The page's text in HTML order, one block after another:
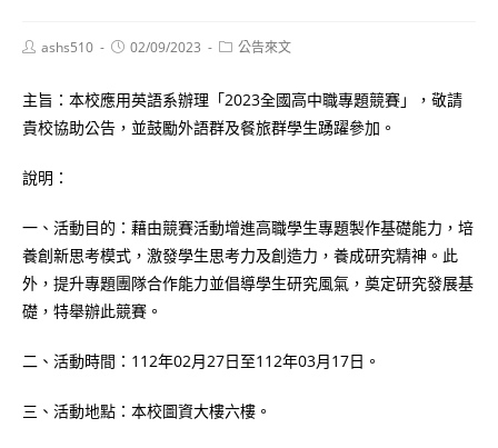
Postashs510
Post02/09/2023
Post公告來文
主旨：本校應用英語系辦理「2023全國高中職專題競賽」，敬請
貴校協助公告，並鼓勵外語群及餐旅群學生踴躍參加。
說明：
一、活動目的：藉由競賽活動增進高職學生專題製作基礎能力，培
養創新思考模式，激發學生思考力及創造力，養成研究精神。此
外，提升專題團隊合作能力並倡導學生研究風氣，奠定研究發展基
礎，特舉辦此競賽。
二、活動時間：112年02月27日至112年03月17日。
三、活動地點：本校圖資大樓六樓。